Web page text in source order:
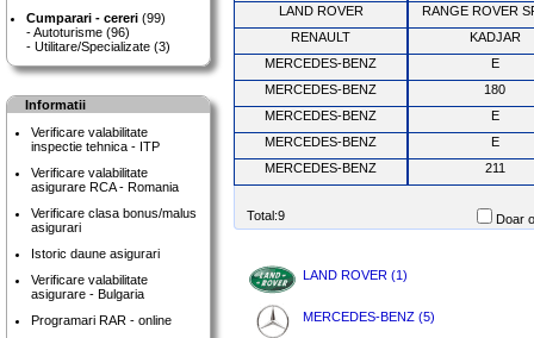
Cumparari - cereri (99)
Autoturisme (96)
Utilitare/Specializate (3)
Informatii
Verificare valabilitate
inspectie tehnica - ITP
Verificare valabilitate
asigurare RCA - Romania
Verificare clasa bonus/malus
asigurari
Istoric daune asigurari
Verificare valabilitate
asigurare - Bulgaria
Programari RAR - online
LAND ROVER
RANGE ROVER
RENAULT
KADJAR
MERCEDES-BENZ
E
MERCEDES-BENZ
180
MERCEDES-BENZ
E
MERCEDES-BENZ
E
MERCEDES-BENZ
211
Total:9 Doar
LAND ROVER (1)
MERCEDES-BENZ (5)